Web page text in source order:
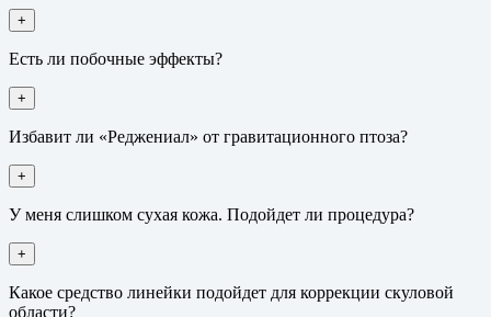
+
Есть ли побочные эффекты?
+
Избавит ли «Реджениал» от гравитационного птоза?
+
У меня слишком сухая кожа. Подойдет ли процедура?
+
Какое средство линейки подойдет для коррекции скуловой
области?